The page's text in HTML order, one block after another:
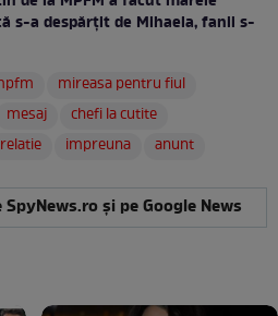
s-a despărțit de Mihaela, fanii s-
mireasa pentru fiul
mesaj
chefi la cutite
relatie impreuna anunt
și pe Google News